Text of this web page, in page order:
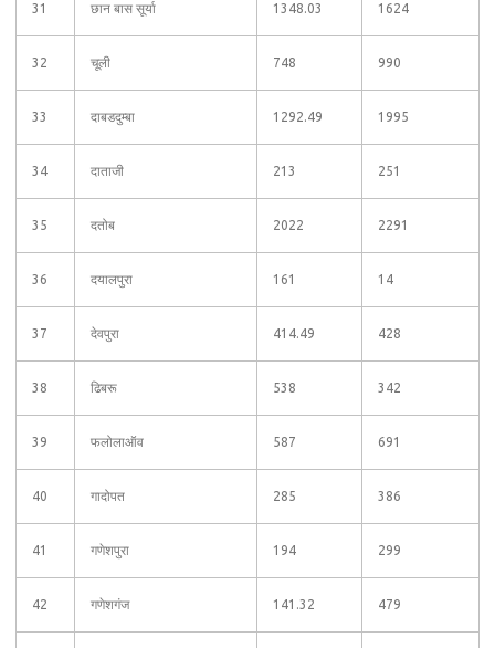
31 छान बास सूर्या 1348.03 1624
32 चूली 748 990
33 दाबडदुम्बा 1292.49 1995
34 दाताजी 213 251
35 दतोब 2022 2291
36 दयालपुरा 161 14
37 देवपुरा 414.49 428
38 ढिबरू 538 342
39 फलोलाऑव 587 691
40 गादोपत 285 386
41 गणेशपुरा 194 299
42 गणेशगंज 141.32 479